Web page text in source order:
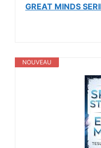
GREAT MINDS
NOUVEAU